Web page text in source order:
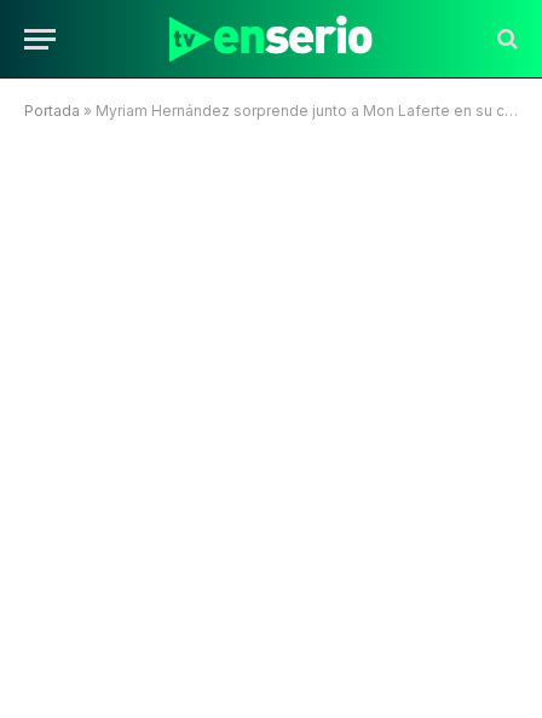
Portada » Myriam Hernández sorprende junto a Mon Laferte en su concierto